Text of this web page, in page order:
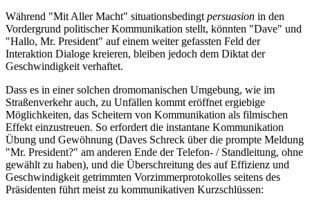
Während "Mit Aller Macht" situationsbedingtpersuasion in den
Vordergrund politischer Kommunikation stellt, könnten "Dave" und
"Hallo, Mr. President" auf einem weiter gefassten Feld der
Interaktion Dialoge kreieren, bleiben jedoch dem Diktat der
Geschwindigkeit verhaftet.
Dass es in einer solchen dromomanischen Umgebung, wie im
Straßenverkehr auch, zu Unfällen kommt eröffnet ergiebige
Möglichkeiten, das Scheitern von Kommunikation als filmischen
Effekt einzustreuen. So erfordert die instantane Kommunikation
Übung und Gewöhnung (Daves Schreck über die prompte Meldung
"Mr. President?" am anderen Ende der Telefon- / Standleitung, ohne
gewählt zu haben), und die Überschreitung des auf Effizienz und
Geschwindigkeit getrimmten Vorzimmerprotokolles seitens des
Präsidenten führt meist zu kommunikativen Kurzschlüssen: